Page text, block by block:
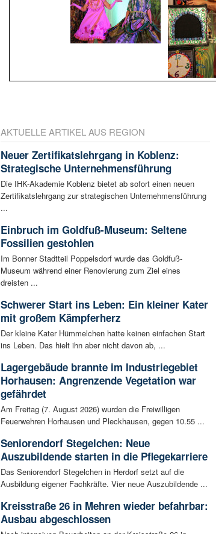
AKTUELLE ARTIKEL AUS REGION
Neuer Zertifikatslehrgang in Koblenz:
Strategische Unternehmensführung
Die IHK-Akademie Koblenz bietet ab sofort einen neuen
Zertifikatslehrgang zur strategischen Unternehmensführung
...
Einbruch im Goldfuß-Museum: Seltene
Fossilien gestohlen
Im Bonner Stadtteil Poppelsdorf wurde das Goldfuß-
Museum während einer Renovierung zum Ziel eines
dreisten ...
Schwerer Start ins Leben: Ein kleiner Kater
mit großem Kämpferherz
Der kleine Kater Hümmelchen hatte keinen einfachen Start
ins Leben. Das hielt ihn aber nicht davon ab, ...
Lagergebäude brannte im Industriegebiet
Horhausen: Angrenzende Vegetation war
gefährdet
Am Freitag (7. August 2026) wurden die Freiwilligen
Feuerwehren Horhausen und Pleckhausen, gegen 10.55 ...
Seniorendorf Stegelchen: Neue
Auszubildende starten in die Pflegekarriere
Das Seniorendorf Stegelchen in Herdorf setzt auf die
Ausbildung eigener Fachkräfte. Vier neue Auszubildende ...
Kreisstraße 26 in Mehren wieder befahrbar:
Ausbau abgeschlossen